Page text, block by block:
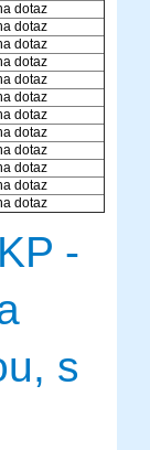
dotaz
dotaz
dotaz
dotaz
dotaz
dotaz
dotaz
dotaz
dotaz
dotaz
dotaz
dotaz
-
s